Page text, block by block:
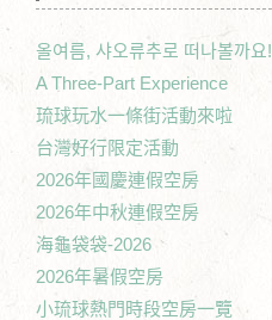
올여름, 샤오류추로 떠나볼까요!
A Three-Part Experience
琉球玩水一條街活動來啦
台灣好行限定活動
2026年國慶連假空房
2026年中秋連假空房
海龜袋袋-2026
2026年暑假空房
小琉球熱門時段空房一覽